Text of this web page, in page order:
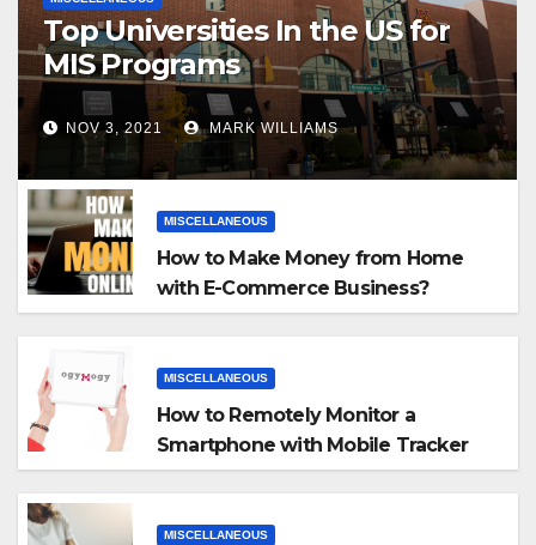
Top Universities In the US for
MIS Programs
NOV 3, 2021 MARK WILLIAMS
MISCELLANEOUS
How to Make Money from Home
with E-Commerce Business?
MISCELLANEOUS
How to Remotely Monitor a
Smartphone with Mobile Tracker
App
MISCELLANEOUS